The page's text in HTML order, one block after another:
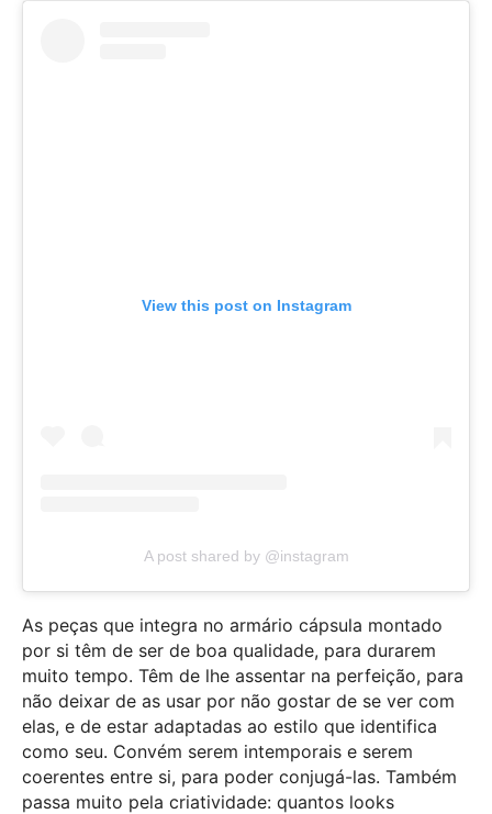
View this post on Instagram
A post shared by @instagram
As peças que integra no armário cápsula montado
por si têm de ser de boa qualidade, para durarem
muito tempo. Têm de lhe assentar na perfeição, para
não deixar de as usar por não gostar de se ver com
elas, e de estar adaptadas ao estilo que identifica
como seu. Convém serem intemporais e serem
coerentes entre si, para poder conjugá-las. Também
passa muito pela criatividade: quantos looks